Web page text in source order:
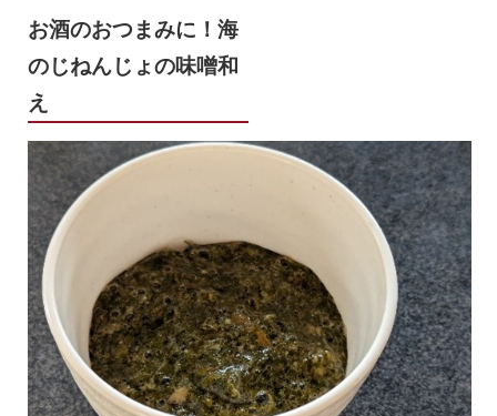
お酒のおつまみに！海
のじねんじょの味噌和
え